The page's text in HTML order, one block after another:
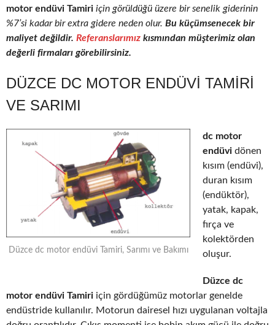
motor endüvi Tamiri için görüldüğü üzere bir senelik giderinin
%7’si kadar bir extra gidere neden olur. Bu küçümsenecek bir
maliyet değildir. Referanslarımız kısmından müşterimiz olan
değerli firmaları görebilirsiniz.
DÜZCE DC MOTOR ENDÜVI TAMIRI
VE SARIMI
Düzce dc motor endüvi Tamiri, Sarımı ve Bakımı
dc motor
endüvi dönen
kısım (endüvi),
duran kısım
(endüktör),
yatak, kapak,
fırça ve
kolektörden
oluşur.
Düzce dc
motor endüvi Tamiri için gördüğümüz motorlar genelde
endüstride kullanılır. Motorun dairesel hızı uygulanan voltajla